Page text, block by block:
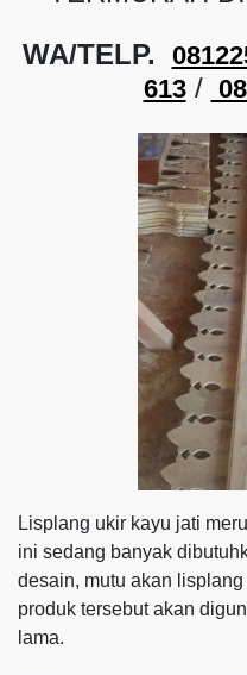
WA/TELP.
613/
Lisplang ukir kayu jati
ini sedang banyak
desain, mutu akan
produk tersebut akan
lama.